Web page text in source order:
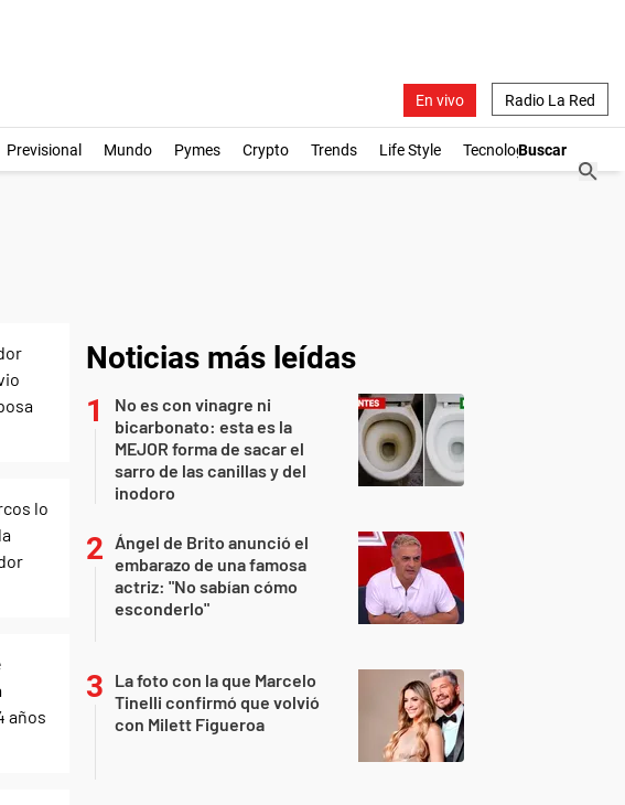
En vivo Radio La Red
Previsional Mundo Pymes Crypto Trends Life Style Tecnología
Noticias más leídas
No es con vinagre ni
bicarbonato: esta es la
MEJOR forma de sacar el
sarro de las canillas y del
inodoro
Ángel de Brito anunció el
embarazo de una famosa
actriz: "No sabían cómo
esconderlo"
La foto con la que Marcelo
Tinelli confirmó que volvió
con Milett Figueroa